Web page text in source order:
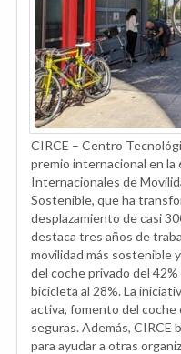
CIRCE – Centro
premio internacional en la
Internacionales de
Sostenible, que ha
desplazamiento de casi
destaca tres años de
movilidad más sostenible
del coche privado del
bicicleta al 28%. La
activa, fomento del coche
seguras. Además, CIRCE
para ayudar a otras